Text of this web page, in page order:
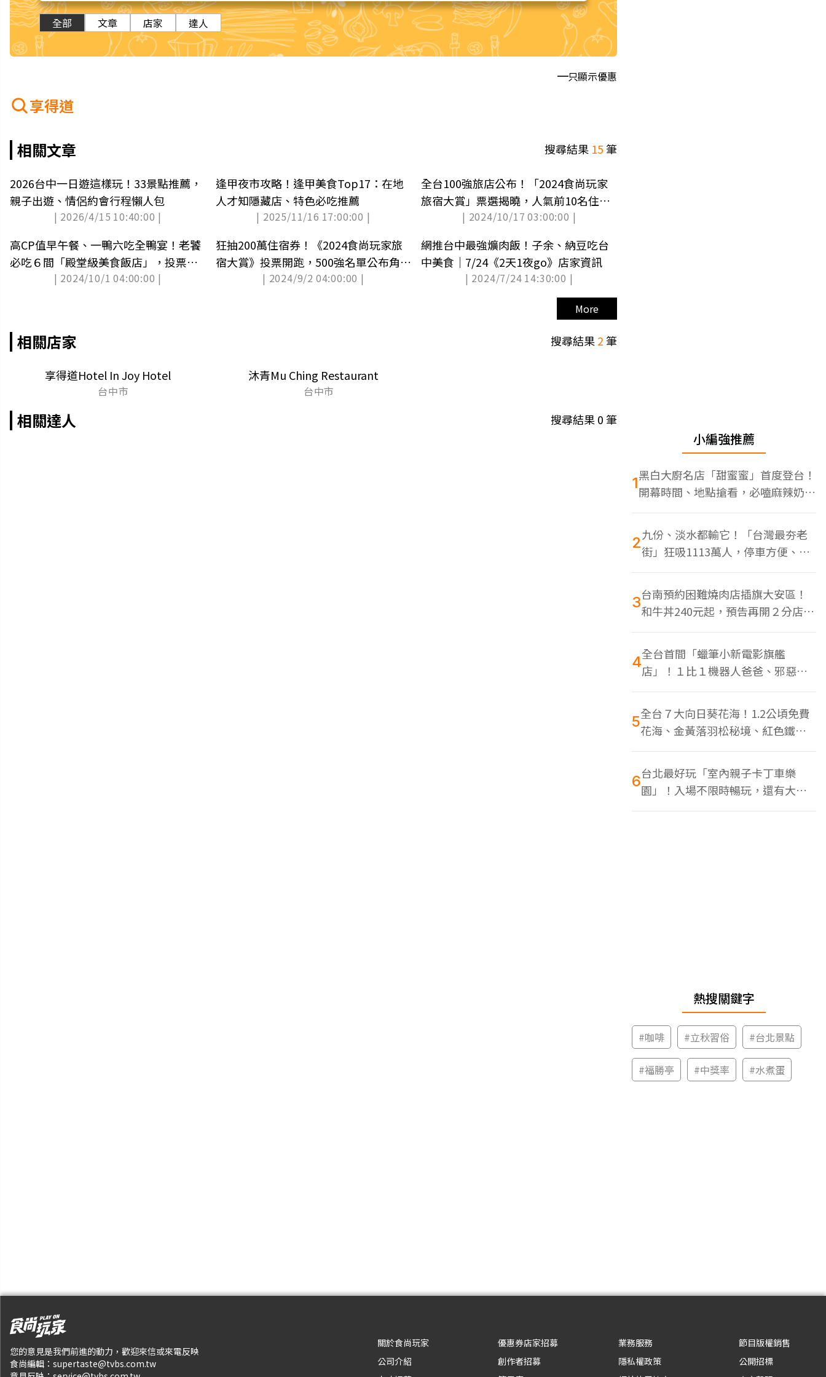
全部 文章 店家 達人
只顯示優惠
享得道
相關文章 搜尋結果 15筆
2026台中一日遊這樣玩！33景點推薦，
親子出遊、情侶約會行程懶人包
| 2026/4/15 10:40:00 |
逢甲夜市攻略！逢甲美食Top17：在地
人才知隱藏店、特色必吃推薦
| 2025/11/16 17:00:00 |
全台100強旅店公布！「2024食尚玩家
旅宿大賞」票選揭曉，人氣前10名住過
幾家？(中獎公布)
| 2024/10/17 03:00:00 |
高CP值早午餐、一鴨六吃全鴨宴！老饕
必吃６間「殿堂級美食飯店」，投票送
你環島住１年| 2024/10/1 04:00:00 |
狂抽200萬住宿券！《2024食尚玩家旅
宿大賞》投票開跑，500強名單公布角逐
| 2024/9/2 04:00:00 |
網推台中最強爌肉飯！子余、納豆吃台
中美食｜7/24《2天1夜go》店家資訊
| 2024/7/24 14:30:00 |
More
相關店家 搜尋結果2筆
享得道Hotel In Joy Hotel
台中市
沐青Mu Ching Restaurant
台中市
相關達人 搜尋結果0筆
小編強推薦
1黑白大廚名店「甜蜜蜜」首度登台！
開幕時間、地點搶看，必嗑麻辣奶油
蝦
2九份、淡水都輸它！「台灣最夯老
街」狂吸1113萬人，停車方便、特
色美食多
3台南預約困難燒肉店插旗大安區！
和牛丼240元起，預告再開２分店、
地點曝光
4全台首間「蠟筆小新電影旗艦
店」！１比１機器人爸爸、邪惡正
男，百款周邊買翻
5全台７大向日葵花海！1.2公頃免費
花海、金黃落羽松秘境、紅色鐵橋
同框
6台北最好玩「室內親子卡丁車樂
園」！入場不限時暢玩，還有大螢
幕Switch遊戲區
熱搜關鍵字
#咖啡 #立秋習俗 #台北景點
#福勝亭 #中獎率 #水煮蛋
您的意見是我們前進的動力，歡迎來信或來電反映
食尚編輯： supertaste@tvbs.com.tw
關於食尚玩家
公司介紹
優惠券店家招募
創作者招募
業務服務
隱私權政策
節目版權銷售
公開招標